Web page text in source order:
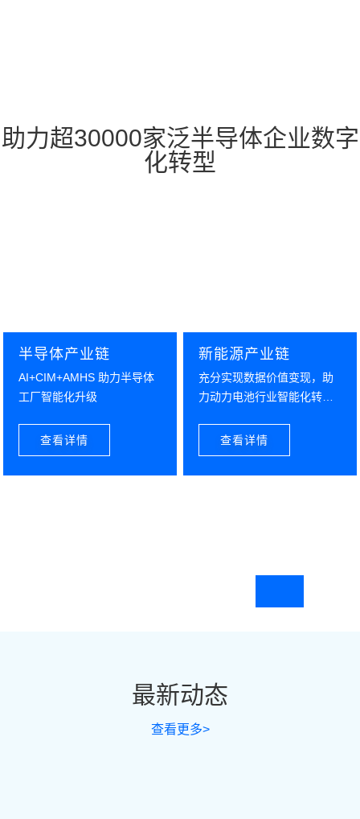
助力超30000家泛半导体企业数字
化转型
半导体产业链
AI+CIM+AMHS 助力半导体
工厂智能化升级
查看详情
新能源产业链
充分实现数据价值变现，助
力动力电池行业智能化转型
查看详情
最新动态
查看更多>